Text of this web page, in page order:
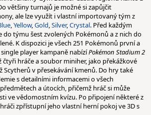
většiny turnajů je možné si zapůjčit
ale lze využít i vlastní importovaný tým z
,Yellow,Gold,Silver,Crystal. Před každým
do týmu šest zvolených Pokémonů a z nich do
K dispozici je všech 251 Pokémonů první a
player kampaně nabízíPokémon Stadium 2
hráče a soubor miniher, jako překážkové
Scytherů v přesekávání kmenů. Do hry také
s detailními informacemi o všech
a útocích, přičemž hráč si může
ve vědomostním kvízu. Po připojení některé z
zpřístupní jeho vlastní herní pokoj ve 3D s